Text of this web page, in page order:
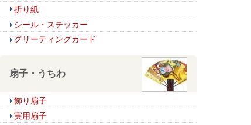
折り紙
シール・ステッカー
グリーティングカード
扇子・うちわ
飾り扇子
実用扇子